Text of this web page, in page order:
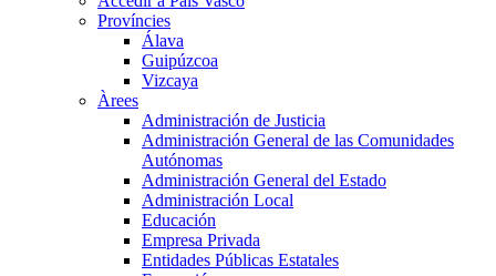
Províncies
Álava
Guipúzcoa
Vizcaya
Àrees
Administración de Justicia
Administración General de las Comunidades
Autónomas
Administración General del Estado
Administración Local
Educación
Empresa Privada
Entidades Públicas Estatales